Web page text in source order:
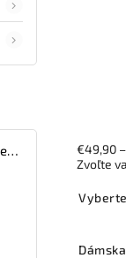
€49,90
Zvoľte